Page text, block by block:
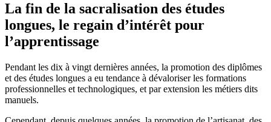
La fin de la sacralisation des études
longues, le regain d’intérêt pour
l’apprentissage
Pendant les dix à vingt dernières années, la promotion des diplômes
et des études longues a eu tendance à dévaloriser les formations
professionnelles et technologiques, et par extension les métiers dits
manuels.